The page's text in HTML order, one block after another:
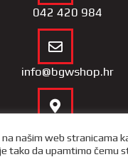
042 420 984
info@bgwshop.hr
našim web stranicama
tako da upamtimo čemu